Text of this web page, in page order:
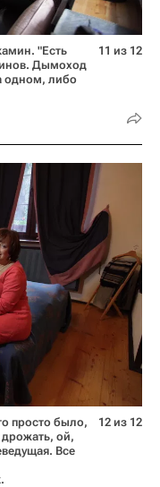
"Есть
Дымоход
одном, либо
11 из 12
просто было,
дрожать, ой,
Все
12 из 12